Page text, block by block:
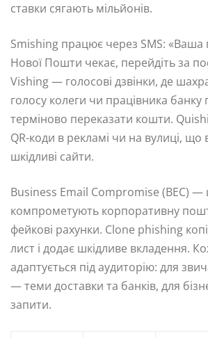
ставки сягають мільйонів.
Smishing працює через SMS: «Ваша
Нової Пошти чекає, перейдіть за
Vishing — голосові дзвінки, де
голосу колеги чи працівника банку
терміново переказати кошти.
QR-коди в рекламі чи на вулиці, що
шкідливі сайти.
Business Email Compromise (BEC) —
компрометують корпоративну
фейкові рахунки. Clone phishing
лист і додає шкідливе вкладення.
адаптується під аудиторію: для
— теми доставки та банків, для
запити.